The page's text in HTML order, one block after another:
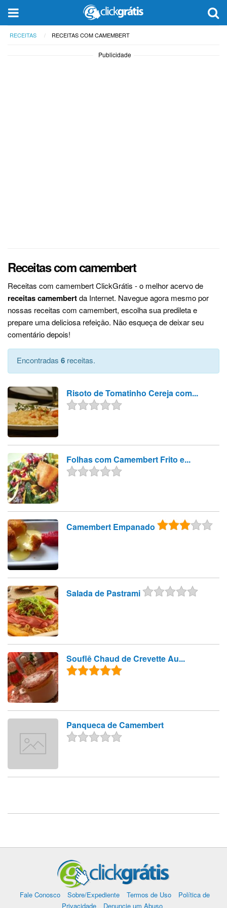
RECEITAS RECEITAS COM CAMEMBERT
Publicidade
Receitas com camembert
Receitas com camembert ClickGrátis - o melhor acervo de
receitas camembertda Internet. Navegue agora mesmo por
nossas receitas com camembert, escolha sua predileta e
prepare uma deliciosa refeição. Não esqueça de deixar seu
comentário depois!
Encontradas 6 receitas.
Risoto de Tomatinho Cereja com...
Folhas com Camembert Frito e...
Camembert Empanado
Salada de Pastrami
Souflê Chaud de Crevette Au...
Panqueca de Camembert
Fale Conosco Sobre/Expediente Termos de Uso
Política de
Privacidade
Denuncie um Abuso